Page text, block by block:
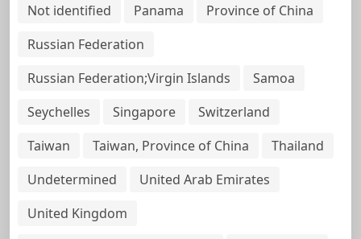
Not identified
Panama
Province of China
Russian Federation
Russian Federation;Virgin Islands
Samoa
Seychelles
Singapore
Switzerland
Taiwan
Taiwan, Province of China
Thailand
Undetermined
United Arab Emirates
United Kingdom